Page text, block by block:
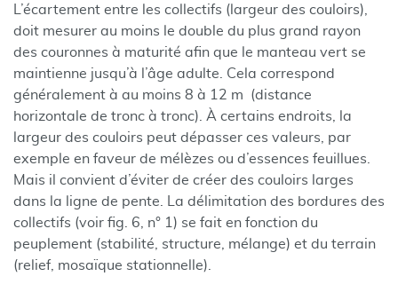
L’écartement entre les collectifs (largeur des couloirs),
doit mesurer au moins le double du plus grand rayon
des couronnes à maturité afin que le manteau vert se
maintienne jusqu’à l’âge adulte. Cela correspond
généralement à au moins 8 à 12 m (distance
horizontale de tronc à tronc). À certains endroits, la
largeur des couloirs peut dépasser ces valeurs, par
exemple en faveur de mélèzes ou d’essences feuillues.
Mais il convient d’éviter de créer des couloirs larges
dans la ligne de pente. La délimitation des bordures des
collectifs (voir fig. 6, n° 1) se fait en fonction du
peuplement (stabilité, structure, mélange) et du terrain
(relief, mosaïque stationnelle).